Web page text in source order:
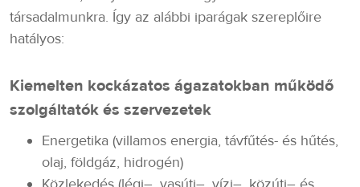
társadalmunkra. Így az alábbi iparágak szereplőire
hatályos:
Kiemelten kockázatos ágazatokban működő
szolgáltatók és szervezetek
Energetika (villamos energia, távfűtés- és hűtés,
olaj, földgáz, hidrogén)